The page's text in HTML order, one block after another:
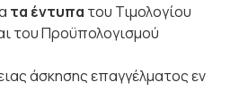
τα έντυπα του Τιμολογίου
του Προϋπολογισμού
άσκησης επαγγέλματος εν